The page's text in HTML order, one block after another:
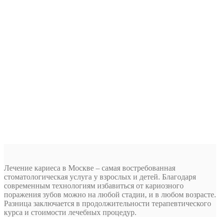
Лечение кариеса в Москве – самая востребованная
стоматологическая услуга у взрослых и детей. Благодаря
современным технологиям избавиться от кариозного
поражения зубов можно на любой стадии, и в любом возрасте.
Разница заключается в продолжительности терапевтического
курса и стоимости лечебных процедур.